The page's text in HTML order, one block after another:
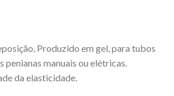
Produzido em gel, para tubos
manuais ou elétricas.
da elasticidade.